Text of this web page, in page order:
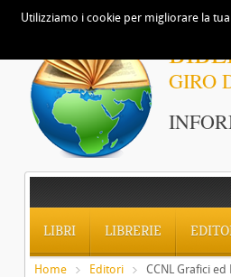
GIRO
LIBRI LIBRERIE
Home Editori CCNL Grafici
Utilizziamo i cookie per migliorare la